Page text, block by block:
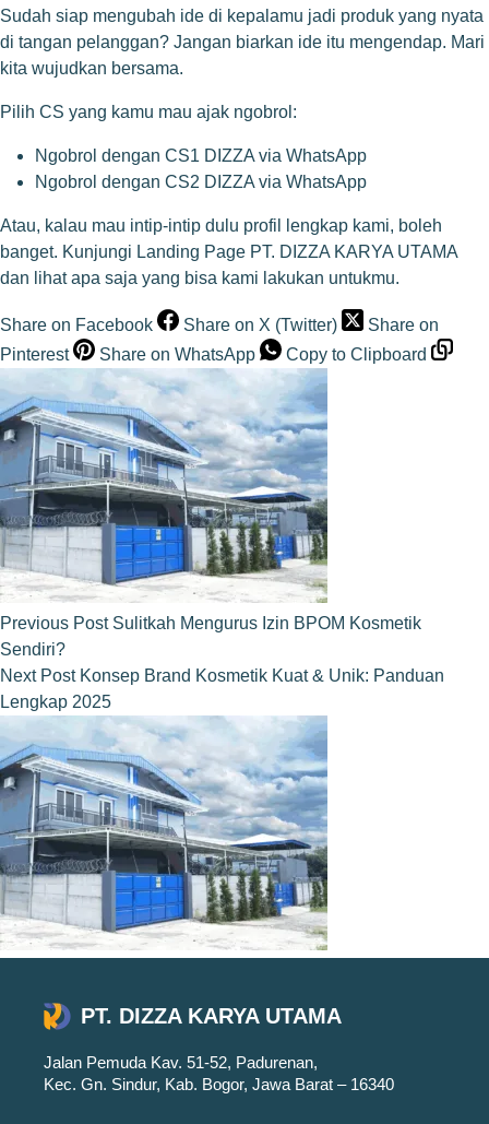
Sudah siap mengubah ide di kepalamu jadi produk yang nyata
di tangan pelanggan? Jangan biarkan ide itu mengendap. Mari
kita wujudkan bersama.
Pilih CS yang kamu mau ajak ngobrol:
Ngobrol dengan CS1 DIZZA via WhatsApp
Ngobrol dengan CS2 DIZZA via WhatsApp
Atau, kalau mau intip-intip dulu profil lengkap kami, boleh
banget. Kunjungi Landing Page PT. DIZZA KARYA UTAMA
dan lihat apa saja yang bisa kami lakukan untukmu.
Share on Facebook Share on X (Twitter)
Share on
Pinterest
Share on WhatsApp Copy to Clipboard
Previous Post Sulitkah Mengurus Izin BPOM Kosmetik
Sendiri?
Next Post Konsep Brand Kosmetik Kuat & Unik: Panduan
Lengkap 2025
PT. DIZZA KARYA UTAMA
Jalan Pemuda Kav. 51-52, Padurenan,
Kec. Gn. Sindur, Kab. Bogor, Jawa Barat – 16340